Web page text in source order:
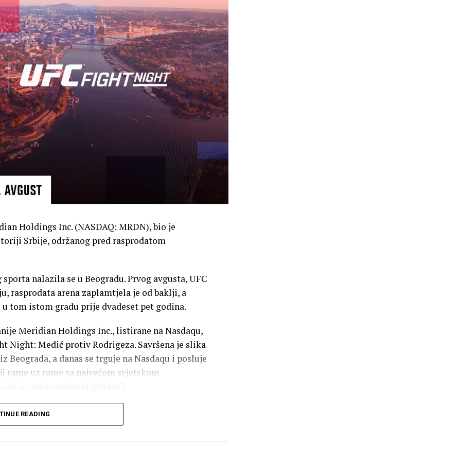
Holdings Inc. (NASDAQ: MRDN), bio je
Srbije, održanog pred rasprodatom
nalazila se u Beogradu. Prvog avgusta, UFC
rasprodata arena zaplamtjela je od baklji, a
tom istom gradu prije dvadeset pet godina.
Meridian Holdings Inc., listirane na Nasdaqu,
Night: Medić protiv Rodrigeza. Savršena je slika
Beograda, a danas se trguje na Nasdaqu i posluje
uz rame sa najvećom svjetskom
— i dobila je to brzo. Srbinu Urošu Mediću
meč, i arena je pukla od euforije.
READING